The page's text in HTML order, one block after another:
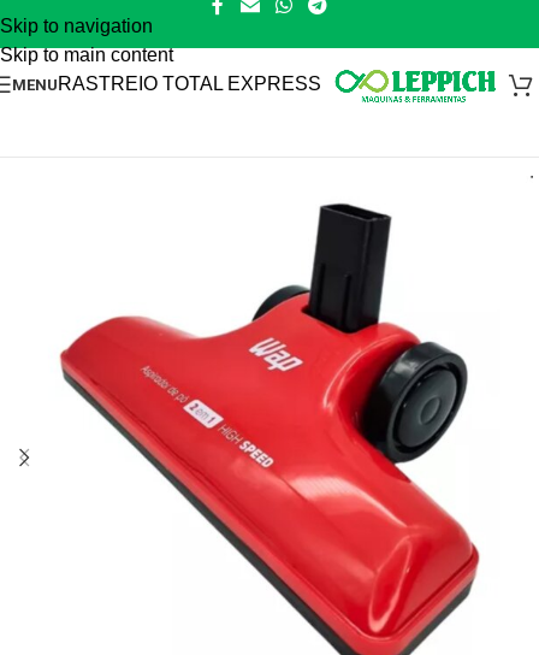
Skip to navigation
Skip to main content
MENU RASTREIO TOTAL EXPRESS